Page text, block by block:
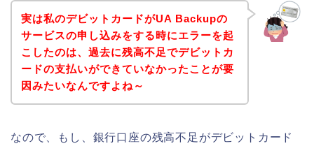
実は私のデビットカードがUA Backupの
サービスの申し込みをする時にエラーを起
こしたのは、過去に残高不足でデビットカ
ードの支払いができていなかったことが要
因みたいなんですよね～
なので、もし、銀行口座の残高不足がデビットカード